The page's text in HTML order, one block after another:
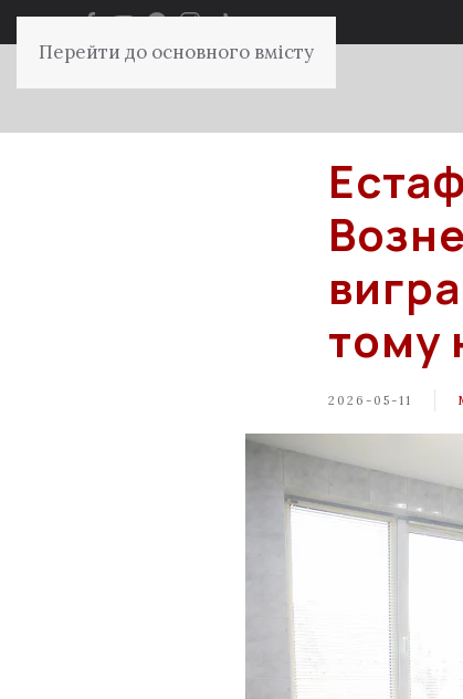
Перейти до основного вмісту
тому
2026-05-11